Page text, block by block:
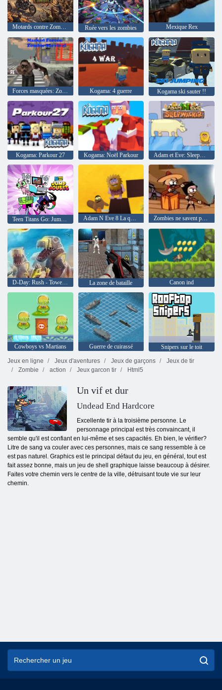
Motards contre Zombies Ruée vers les zombies Mexique Rex
Forces masquées: Zombie Survival Kogama: 4 guerre Kogama ski sauter !!
Kogama: Parkour 27 Kogama: Noël Parkour Adam et Eve: Sleepwalker
Adam N Eve 8 La quête de l'amour Zombies ne savent pas sauter
D-Day: Rush - Tower Defense La zone de bataille Canon ind
Cowboys vs Martians Guerre de cuirassé
Snipers sur le toit
Jeux en ligne
Jeux d'aventures Jeux de garçons
Jeux de tir
Zombie
action Jeux garcon tir Html5
Un vif et dur
Undead End Hardcore
Excellente tir à la troisième personne. Le
personnage principal est très convaincant, il
semble qu'il est confiant en lui-même et ses capacités. Eh bien, le vérifier?
Litre de sang va couler avec ces personnes, mais ce sang ressemble à ce
est pas naturel. Graphics est le principal défaut du jeu, en général, tout est
fait assez bonne, mais un jeu de shell graphique laisse beaucoup à désirer.
Faites votre chemin vers le centre de la ville, détruisant toute vie sur leur
chemin.